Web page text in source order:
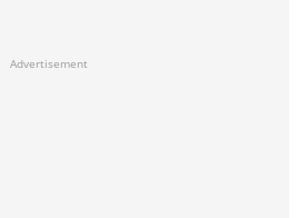
Advertisement